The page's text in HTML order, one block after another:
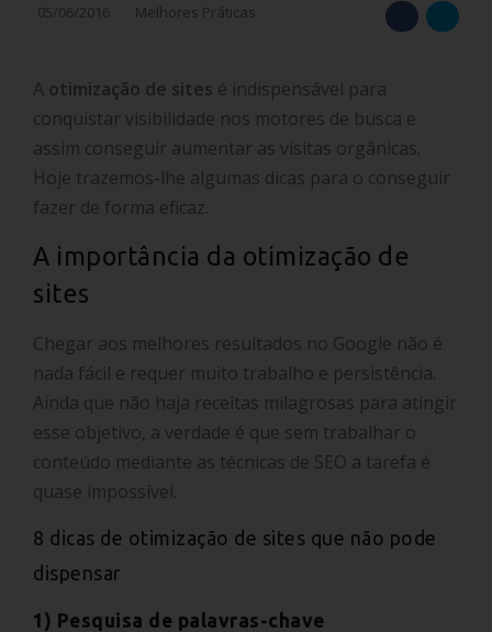
05/06/2016 Melhores Práticas
A otimização de sites é indispensável para
conquistar visibilidade nos motores de busca e
assim conseguir aumentar as visitas orgânicas.
Hoje trazemos-lhe algumas dicas para o conseguir
fazer de forma eficaz.
A importância da otimização de
sites
Chegar aos melhores resultados no Google não é
nada fácil e requer muito trabalho e persistência.
Ainda que não haja receitas milagrosas para atingir
esse objetivo, a verdade é que sem trabalhar o
conteúdo mediante as técnicas de SEO a tarefa é
quase impossível.
8 dicas de otimização de sites que não pode
dispensar
1) Pesquisa de palavras-chave